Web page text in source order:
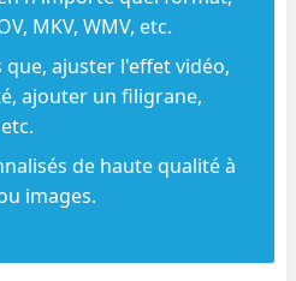
MKV, WMV, etc.
ajuster l'effet vidéo,
ajouter un filigrane,
de haute qualité à
images.